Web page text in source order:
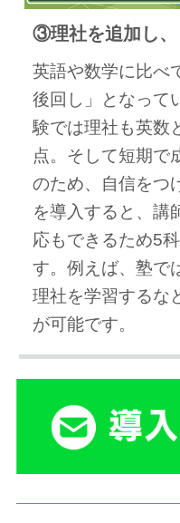
③理社を追加し、
英語や数学に比べ
後回し」となって
験では理社も英数
点。そして短期で
のため、自信をつ
を導入すると、講
応もできるため5
す。例えば、塾で
理社を学習するな
が可能です。